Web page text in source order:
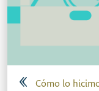
Cómo lo